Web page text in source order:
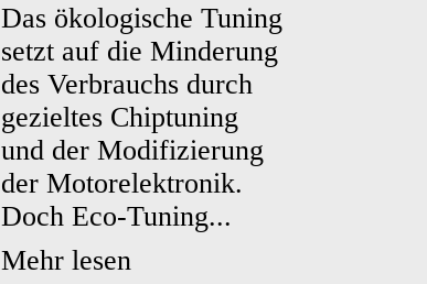
Das ökologische Tuning
setzt auf die Minderung
des Verbrauchs durch
gezieltes Chiptuning
und der Modifizierung
der Motorelektronik.
Doch Eco-Tuning...
Mehr lesen